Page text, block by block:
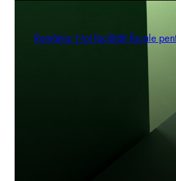
România: Noi facilități fiscale